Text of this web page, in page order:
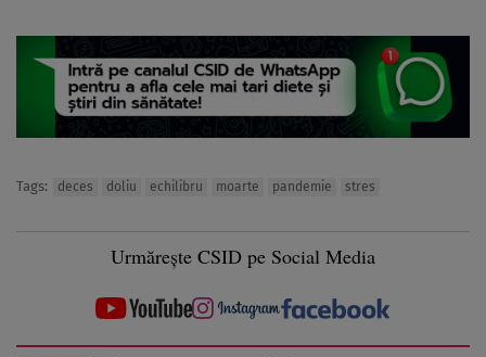
Tags: deces doliu echilibru moarte pandemie stres
Urmărește CSID pe Social Media